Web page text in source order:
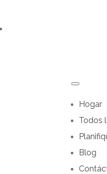
Hogar
Todos
Blog